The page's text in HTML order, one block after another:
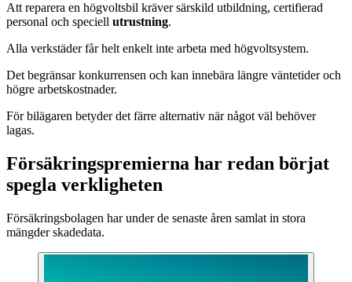
Att reparera en högvoltsbil kräver särskild utbildning, certifierad
personal och speciell utrustning.
Alla verkstäder får helt enkelt inte arbeta med högvoltsystem.
Det begränsar konkurrensen och kan innebära längre väntetider och
högre arbetskostnader.
För bilägaren betyder det färre alternativ när något väl behöver
lagas.
Försäkringspremierna har redan börjat
spegla verkligheten
Försäkringsbolagen har under de senaste åren samlat in stora
mängder skadedata.